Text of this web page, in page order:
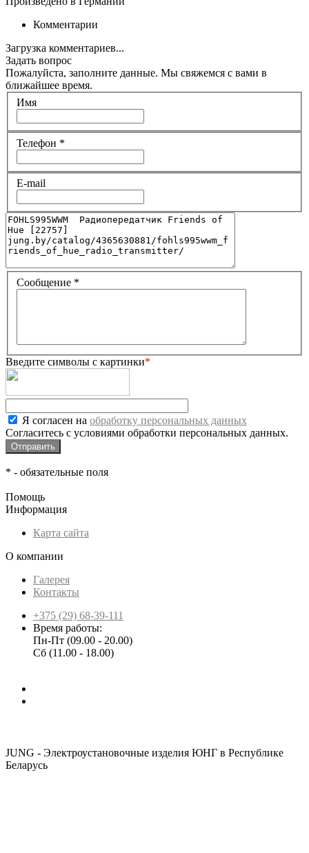
Комментарии
Загрузка комментариев...
Задать вопрос
Пожалуйста, заполните данные. Мы свяжемся с вами в
ближайшее время.
Имя
Телефон *
E-mail
Сообщение *
Введите символы с картинки*
Я согласен на обработку персональных данных
Согласитесь с условиями обработки персональных данных.
* - обязательные поля
Помощь
Информация
Карта сайта
О компании
Галерея
Контакты
+375 (29) 68-39-111
Время работы:
Пн-Пт (09.00 - 20.00)
Сб (11.00 - 18.00)
JUNG - Электроустановочные изделия ЮНГ в Республике
Беларусь